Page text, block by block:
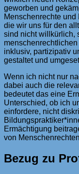
geworben und
Menschenrechte
die wir uns für den
sind nicht willkürlich,
inklusiv, partizipativ
gestaltet und
Wenn ich nicht nur
dabei auch die
bedeutet das eine
Unterschied, ob ich
einfordere, nicht
Ermächtigung
von
Bezug zu